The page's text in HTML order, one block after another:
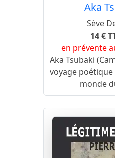
Aka
Sève
14 €
en prévente
Aka Tsubaki
voyage
monde